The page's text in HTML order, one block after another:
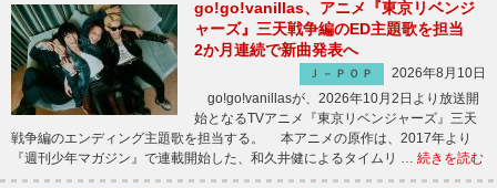
go!go!vanillas、アニメ『東京リベンジ
ャーズ』三天戦争編のED主題歌を担当
2か月連続で新曲発表へ
Ｊ－ＰＯＰ
2026年8月10日
go!go!vanillasが、2026年10月2日より放送開
始となるTVアニメ『東京リベンジャーズ』三天
戦争編のエンディング主題歌を担当する。 本アニメの原作は、2017年より
『週刊少年マガジン』で連載開始した、和久井健によるタイムリ … 続きを読む